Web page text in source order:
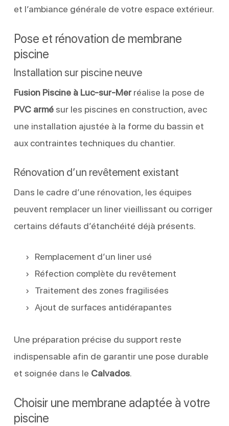
et l’ambiance générale de votre espace extérieur.
Pose et rénovation de membrane
piscine
Installation sur piscine neuve
Fusion Piscine à Luc-sur-Merréalise la pose de
PVC armésur les piscines en construction, avec
une installation ajustée à la forme du bassin et
aux contraintes techniques du chantier.
Rénovation d’un revêtement existant
Dans le cadre d’une rénovation, les équipes
peuvent remplacer un liner vieillissant ou corriger
certains défauts d’étanchéité déjà présents.
Remplacement d’un liner usé
Réfection complète du revêtement
Traitement des zones fragilisées
Ajout de surfaces antidérapantes
Une préparation précise du support reste
indispensable afin de garantir une pose durable
et soignée dans le Calvados.
Choisir une membrane adaptée à votre
piscine